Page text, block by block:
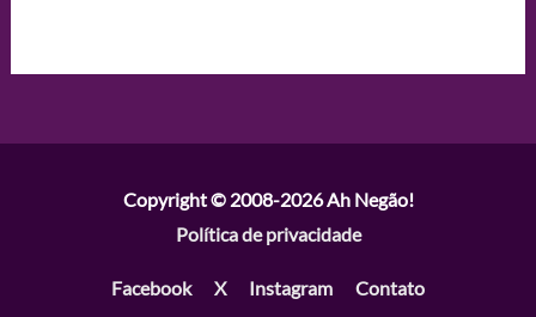
Copyright © 2008-2026Ah Negão!
Política de privacidade
Facebook X Instagram Contato